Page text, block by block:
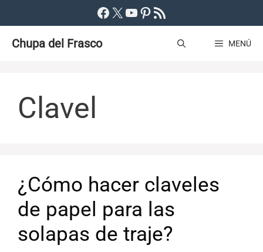
al
contenido
Facebook
X YouTube
Pinterest
Feed RSS
Chupa del Frasco MENÚ
Clavel
¿Cómo hacer claveles
de papel para las
solapas de traje?